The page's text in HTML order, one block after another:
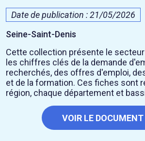
Date de publication : 21/05/2026
Seine-Saint-Denis
Cette collection présente le
les chiffres clés de la demande
recherchés, des offres d'emploi,
et de la formation. Ces fiches sont
région, chaque département et
VOIR LE DOCUMENT